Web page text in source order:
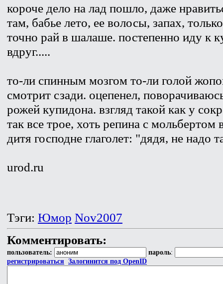
короче дело на лад пошло, даже
там, бабье лето, ее волосы, запах,
точно рай в шалаше. постепенно иду к
вдруг.....
то-ли спинным мозгом то-ли голой
смотрит сзади. оцепенел,
рожей купидона. взгляд такой как у
так все трое, хоть репина с
дитя господне глаголет: "дядя, не надо
urod.ru
Тэги: Юмор Nov2007
Комментировать:
пользователь: пароль:
регистрироваться Залогинится под OpenID